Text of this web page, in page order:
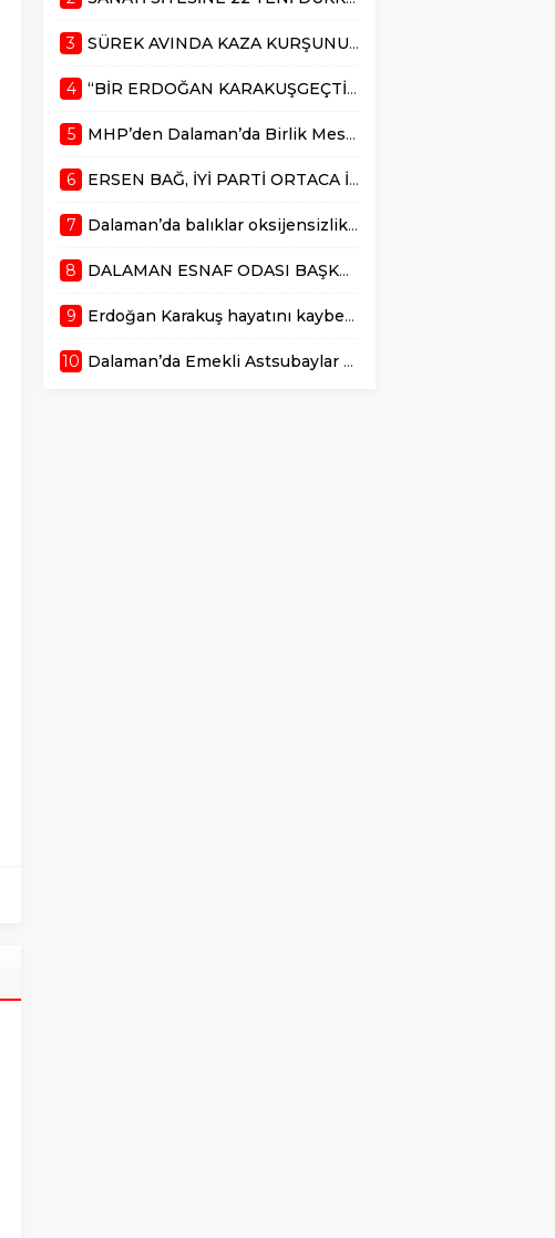
Muğla İl Başkanı
Burak Demirel,
üyesi olan Ersen Bağ,
2025 günü yapılacak
başlanlığa aday
3 SÜREK AVINDA KAZA KURŞUNU CAN ALDI
4 “BİR ERDOĞAN KARAKUŞGEÇTİ DALAMAN dan”
5 MHP’den Dalaman’da Birlik Mesajı
6 ERSEN BAĞ, İYİ PARTİ ORTACA İLÇE BAŞKANLIĞINA ADAY
7 Dalaman’da balıklar oksijensizlikten telef oldu
8 DALAMAN ESNAF ODASI BAŞKAN ADAYI TUNAHAN KÜÇÜK’TEN DALAMAN ESNAFLARININ FAYDALANABİLECEĞİ EĞİTİM ANLAŞMASI
9 Erdoğan Karakuş hayatını kaybetti
10 Dalaman’da Emekli Astsubaylar Özlük Hakları İçin Çağrı yaptı